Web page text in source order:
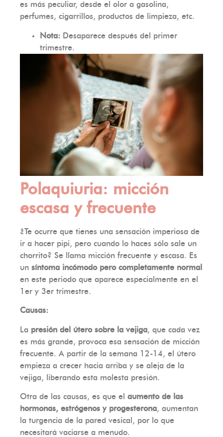
es más peculiar, desde el olor a gasolina,
perfumes, cigarrillos, productos de limpieza, etc.
Nota: Desaparece después del primer
trimestre.
Polaquiuria: micción
escasa y frecuente
¿Te ocurre que tienes una sensación imperiosa de
ir a hacer pipi, pero cuando lo haces sólo sale un
chorrito? Se llama micción frecuente y escasa. Es
un síntoma incómodo pero completamente normal
en este periodo que aparece especialmente en el
1er y 3er trimestre.
Causas:
La presión del útero sobre la vejiga, que cada vez
es más grande, provoca esa sensación de micción
frecuente. A partir de la semana 12-14, el útero
empieza a crecer hacia arriba y se aleja de la
vejiga, liberando esta molesta presión.
Otra de las causas, es que el aumento de las
hormonas, estrógenos y progesterona, aumentan
la turgencia de la pared vesical, por lo que
necesitará vaciarse a menudo.